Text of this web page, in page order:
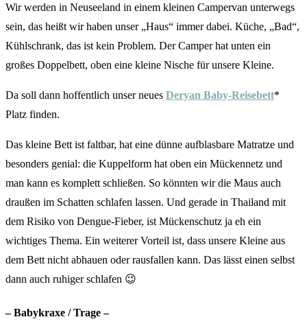
Wir werden in Neuseeland in einem kleinen Campervan unterwegs
sein, das heißt wir haben unser „Haus“ immer dabei. Küche, „Bad“,
Kühlschrank, das ist kein Problem. Der Camper hat unten ein
großes Doppelbett, oben eine kleine Nische für unsere Kleine.
Da soll dann hoffentlich unser neues Deryan Baby-Reisebett*
Platz finden.
Das kleine Bett ist faltbar, hat eine dünne aufblasbare Matratze und
besonders genial: die Kuppelform hat oben ein Mückennetz und
man kann es komplett schließen. So könnten wir die Maus auch
draußen im Schatten schlafen lassen. Und gerade in Thailand mit
dem Risiko von Dengue-Fieber, ist Mückenschutz ja eh ein
wichtiges Thema. Ein weiterer Vorteil ist, dass unsere Kleine aus
dem Bett nicht abhauen oder rausfallen kann. Das lässt einen selbst
dann auch ruhiger schlafen 😉
– Babykraxe / Trage –